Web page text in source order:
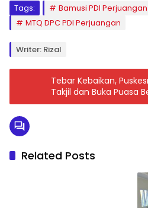
Bamusi PDI Perjuangan